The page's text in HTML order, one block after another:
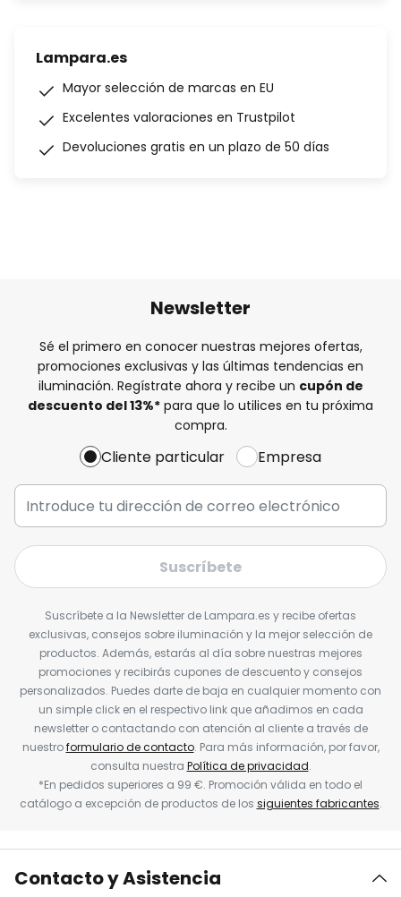
Lampara.es
Mayor selección de marcas en EU
Excelentes valoraciones en Trustpilot
Devoluciones gratis en un plazo de 50 días
Newsletter
Sé el primero en conocer nuestras mejores ofertas,
promociones exclusivas y las últimas tendencias en
iluminación. Regístrate ahora y recibe un cupón de
descuento del13%* para que lo utilices en tu próxima
compra.
Cliente particular Empresa
Suscríbete
Suscríbete a la Newsletter de Lampara.es y recibe ofertas
exclusivas, consejos sobre iluminación y la mejor selección de
productos. Además, estarás al día sobre nuestras mejores
promociones y recibirás cupones de descuento y consejos
personalizados. Puedes darte de baja en cualquier momento con
un simple click en el respectivo link que añadimos en cada
newsletter o contactando con atención al cliente a través de
nuestroformulario de contacto. Para más información, por favor,
consulta nuestra Política de privacidad.
*En pedidos superiores a 99 €. Promoción válida en todo el
catálogo a excepción de productos de los siguientes fabricantes.
Contacto y Asistencia